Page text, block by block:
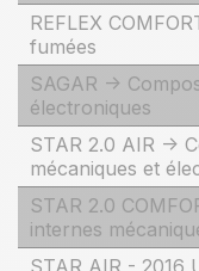
REFLEX
fumées
SAGAR ->
électroniques
STAR 2.0 AIR ->
mécaniques et
STAR 2.0
internes
STAR AIR - 2016